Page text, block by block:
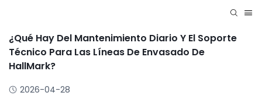
¿Qué Hay Del Mantenimiento Diario Y El Soporte
Técnico Para Las Líneas De Envasado De
HallMark?
2026-04-28